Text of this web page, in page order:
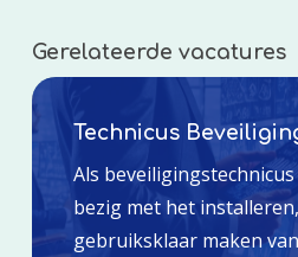
Gerelateerde vacatures
Technicus
Als
bezig met het
gebruiksklaar maken